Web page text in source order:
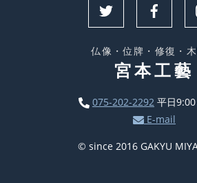
仏像・位牌・修復・木
宮本工藝
075-202-2292 平日
E-mail
© since 2016 GAKYU